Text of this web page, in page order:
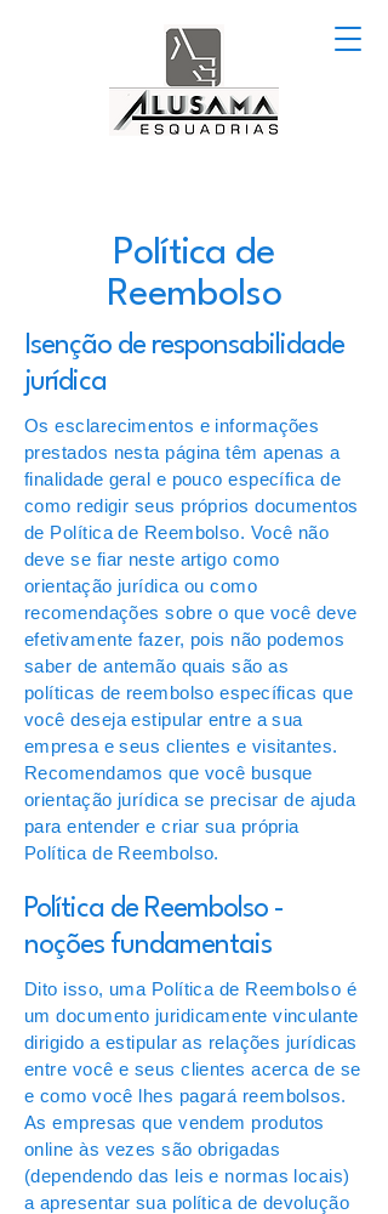
Política de
Reembolso
Isenção de responsabilidade
jurídica
Os esclarecimentos e informações
prestados nesta página têm apenas a
finalidade geral e pouco específica de
como redigir seus próprios documentos
de Política de Reembolso. Você não
deve se fiar neste artigo como
orientação jurídica ou como
recomendações sobre o que você deve
efetivamente fazer, pois não podemos
saber de antemão quais são as
políticas de reembolso específicas que
você deseja estipular entre a sua
empresa e seus clientes e visitantes.
Recomendamos que você busque
orientação jurídica se precisar de ajuda
para entender e criar sua própria
Política de Reembolso.
Política de Reembolso -
noções fundamentais
Dito isso, uma Política de Reembolso é
um documento juridicamente vinculante
dirigido a estipular as relações jurídicas
entre você e seus clientes acerca de se
e como você lhes pagará reembolsos.
As empresas que vendem produtos
online às vezes são obrigadas
(dependendo das leis e normas locais)
a apresentar sua política de devolução